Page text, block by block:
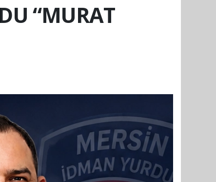
“MURAT